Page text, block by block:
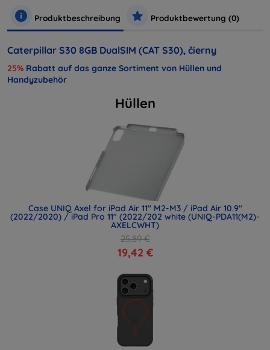
Produktbeschreibung Produktbewertung (0)
Caterpillar S30 8GB DualSIM (CAT S30), čierny
25% Rabatt auf das ganze Sortiment von Hüllen und
Handyzubehör
Hüllen
Case UNIQ Axel for iPad Air 11" M2-M3 / iPad Air 10.9"
(2022/2020) / iPad Pro 11" (2022/202 white (UNIQ-PDA11(M2)-
AXELCWHT)
25,89 €
19,42 €